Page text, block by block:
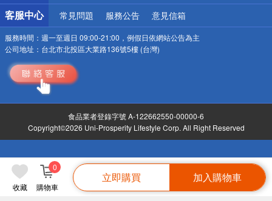
收藏 購物車
0
立即購買 加入購物車
客服中心 常見問題 服務公告 意見信箱
服務時間： 週一至週日 09:00-21:00，例假日依網站公告為主
公司地址： 台北市北投區大業路136號5樓 (台灣)
食品業者登錄字號 A-122662550-00000-6
Copyright©2026 Uni-Prosperity Lifestyle Corp. All Right Reserved